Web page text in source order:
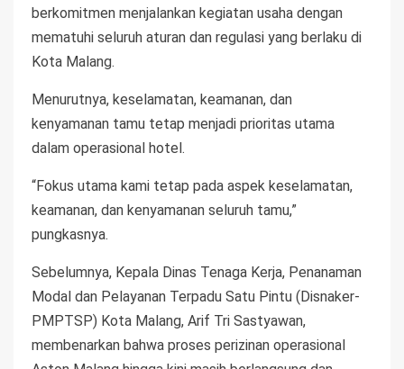
berkomitmen menjalankan kegiatan usaha dengan
mematuhi seluruh aturan dan regulasi yang berlaku di
Kota Malang.
Menurutnya, keselamatan, keamanan, dan
kenyamanan tamu tetap menjadi prioritas utama
dalam operasional hotel.
“Fokus utama kami tetap pada aspek keselamatan,
keamanan, dan kenyamanan seluruh tamu,”
pungkasnya.
Sebelumnya, Kepala Dinas Tenaga Kerja, Penanaman
Modal dan Pelayanan Terpadu Satu Pintu (Disnaker-
PMPTSP) Kota Malang, Arif Tri Sastyawan,
membenarkan bahwa proses perizinan operasional